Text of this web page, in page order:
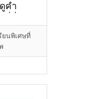
คำ
ยนพิเศษที่